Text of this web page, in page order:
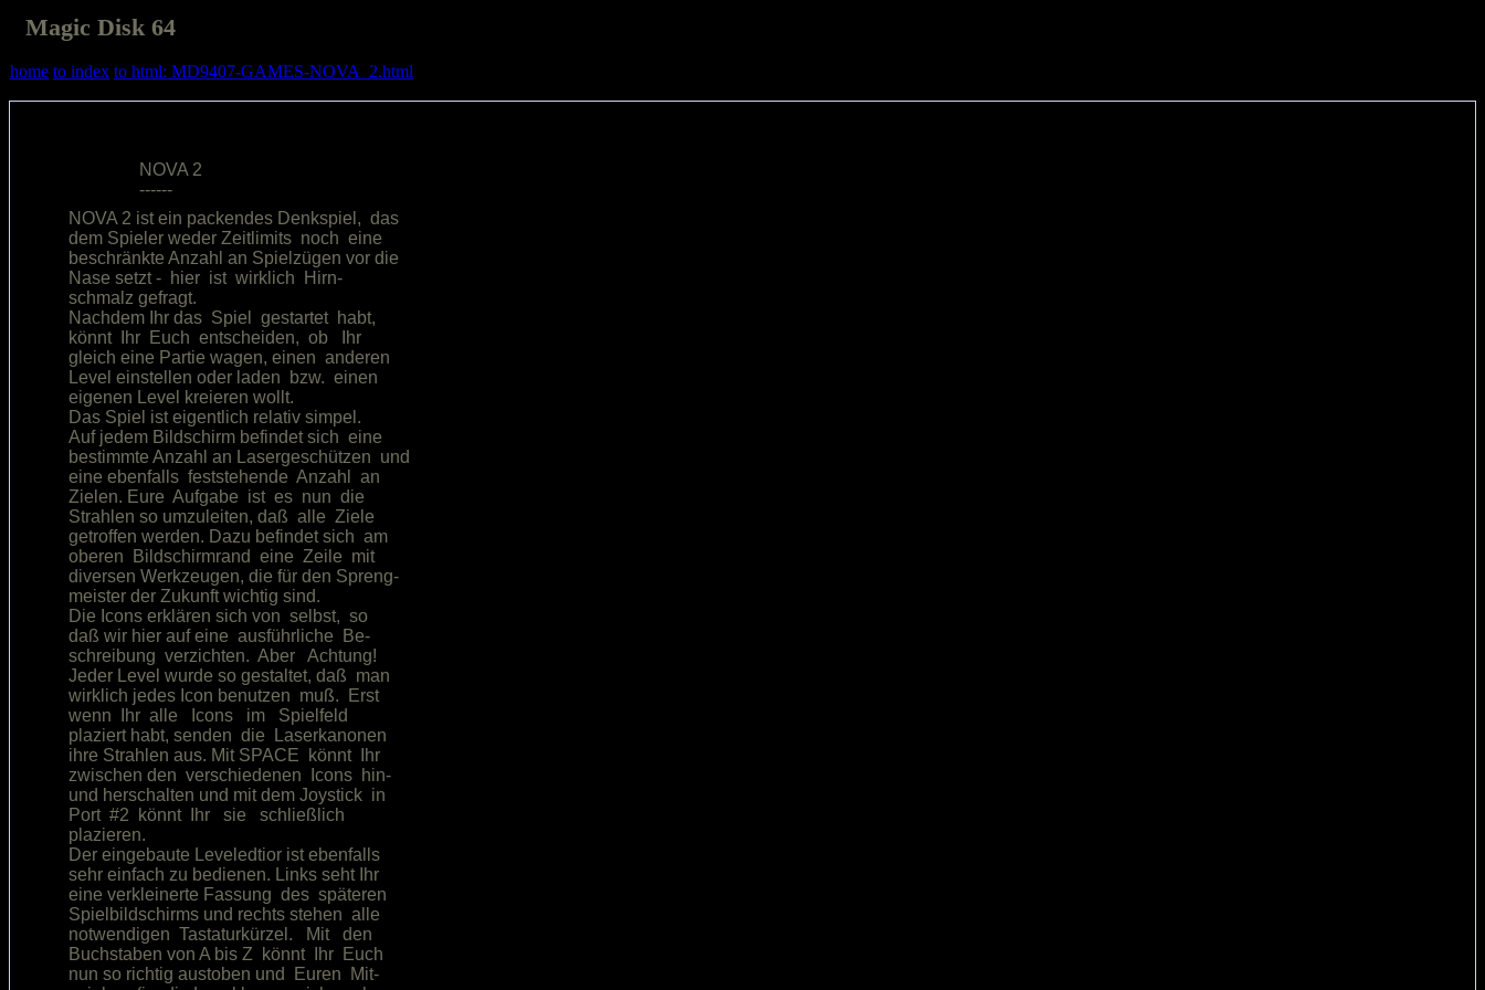
Magic Disk 64
home to index to html: MD9407-GAMES-NOVA_2.html
                NOVA 2
NOVA 2 ist ein packendes Denkspiel,  das
dem Spieler weder Zeitlimits  noch  eine
beschränkte Anzahl an Spielzügen vor die
Nase setzt -  hier  ist  wirklich  Hirn-
schmalz gefragt.
Nachdem Ihr das  Spiel  gestartet  habt,
könnt  Ihr  Euch  entscheiden,  ob   Ihr
gleich eine Partie wagen, einen  anderen
Level einstellen oder laden  bzw.  einen
eigenen Level kreieren wollt.
Das Spiel ist eigentlich relativ simpel.
Auf jedem Bildschirm befindet sich  eine
bestimmte Anzahl an Lasergeschützen  und
eine ebenfalls  feststehende  Anzahl  an
Zielen. Eure  Aufgabe  ist  es  nun  die
Strahlen so umzuleiten, daß  alle  Ziele
getroffen werden. Dazu befindet sich  am
oberen  Bildschirmrand  eine  Zeile  mit
diversen Werkzeugen, die für den Spreng-
meister der Zukunft wichtig sind.
Die Icons erklären sich von  selbst,  so
daß wir hier auf eine  ausführliche  Be-
schreibung  verzichten.  Aber   Achtung!
Jeder Level wurde so gestaltet, daß  man
wirklich jedes Icon benutzen  muß.  Erst
wenn  Ihr  alle   Icons   im   Spielfeld
plaziert habt, senden  die  Laserkanonen
ihre Strahlen aus. Mit SPACE  könnt  Ihr
zwischen den  verschiedenen  Icons  hin-
und herschalten und mit dem Joystick  in
Port  #2  könnt  Ihr   sie   schließlich
plazieren.
Der eingebaute Leveledtior ist ebenfalls
sehr einfach zu bedienen. Links seht Ihr
eine verkleinerte Fassung  des  späteren
Spielbildschirms und rechts stehen  alle
notwendigen  Tastaturkürzel.   Mit   den
Buchstaben von A bis Z  könnt  Ihr  Euch
nun so richtig austoben und  Euren  Mit-